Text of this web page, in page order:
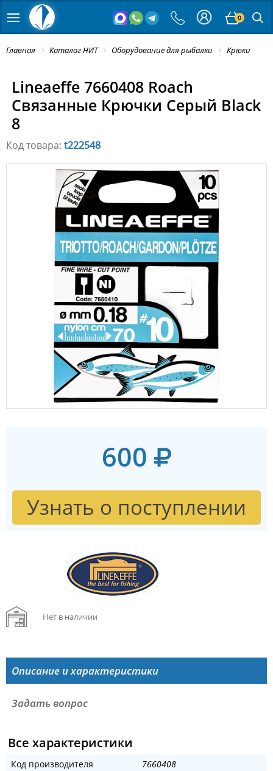
0
Главная Каталог НИТ Оборудование для рыбалки Крюки
Lineaeffe 7660408 Roach
Связанные Крючки Серый Black
8
Код товара: t222548
600
Узнать о поступлении
Нет в наличии
Описание и характеристики
Задать вопрос
Все характеристики
Код производителя
7660408